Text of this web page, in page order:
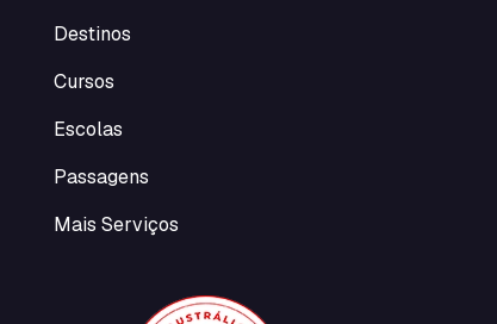
Destinos
Cursos
Escolas
Passagens
Mais Serviços